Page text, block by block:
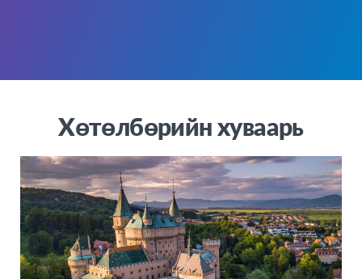
Хөтөлбөрийн хуваарь